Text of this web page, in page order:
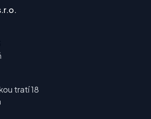
tratí 18